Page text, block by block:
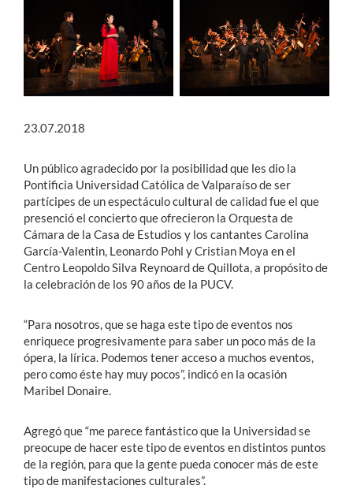
23.07.2018
Un público agradecido por la posibilidad que les dio la
Pontificia Universidad Católica de Valparaíso de ser
partícipes de un espectáculo cultural de calidad fue el que
presenció el concierto que ofrecieron la Orquesta de
Cámara de la Casa de Estudios y los cantantes Carolina
García-Valentin, Leonardo Pohl y Cristian Moya en el
Centro Leopoldo Silva Reynoard de Quillota, a propósito de
la celebración de los 90 años de la PUCV.
“Para nosotros, que se haga este tipo de eventos nos
enriquece progresivamente para saber un poco más de la
ópera, la lírica. Podemos tener acceso a muchos eventos,
pero como éste hay muy pocos”, indicó en la ocasión
Maribel Donaire.
Agregó que “me parece fantástico que la Universidad se
preocupe de hacer este tipo de eventos en distintos puntos
de la región, para que la gente pueda conocer más de este
tipo de manifestaciones culturales”.